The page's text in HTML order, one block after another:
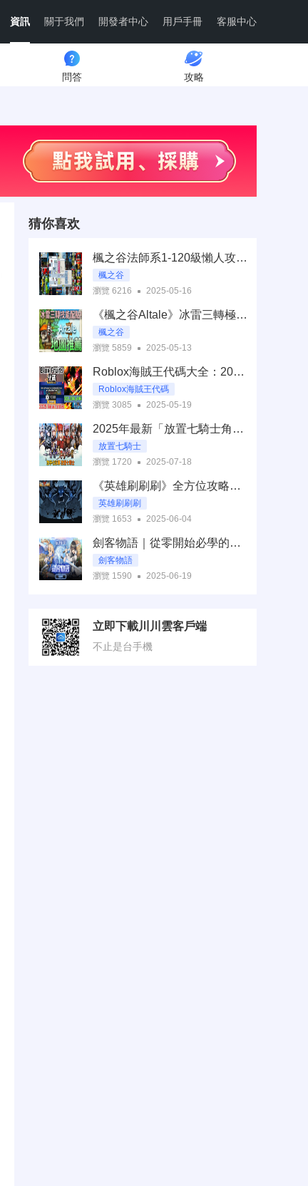
資訊 關于我們 開發者中心 用戶手冊 客服中心
問答 攻略
猜你喜欢
楓之谷法師系1-120級懶人攻略：從新手到主教，輕鬆衝等不求人
楓之谷
瀏覽 6216
2025-05-16
《楓之谷Altale》冰雷三轉極效攻略｜技能軸線與地圖全解析
楓之谷
瀏覽 5859
2025-05-13
Roblox海賊王代碼大全：2025最完整兌換攻略與遊戲技巧分享
Roblox海賊王代碼
瀏覽 3085
2025-05-19
2025年最新「放置七騎士角色強度」全攻略
放置七騎士
瀏覽 1720
2025-07-18
《英雄刷刷刷》全方位攻略：從新手到高手的進階指南
英雄刷刷刷
瀏覽 1653
2025-06-04
劍客物語｜從零開始必學的攻略：新手入門、角色養成、PVP與技術優化一次搞定
劍客物語
瀏覽 1590
2025-06-19
立即下載川川雲客戶端
不止是台手機